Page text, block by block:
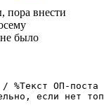
пора внести
было
/ %Текст ОП-
если нет